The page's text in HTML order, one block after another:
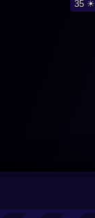
35 ☀